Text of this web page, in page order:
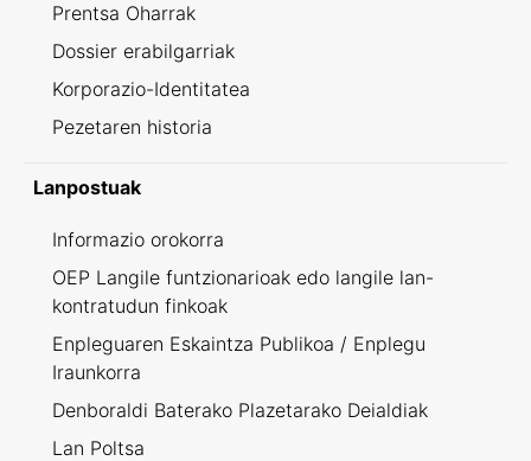
Prentsa Oharrak
Dossier erabilgarriak
Korporazio-Identitatea
Pezetaren historia
Lanpostuak
Informazio orokorra
OEP Langile funtzionarioak edo langile lan-
kontratudun finkoak
Enpleguaren Eskaintza Publikoa / Enplegu
Iraunkorra
Denboraldi Baterako Plazetarako Deialdiak
Lan Poltsa